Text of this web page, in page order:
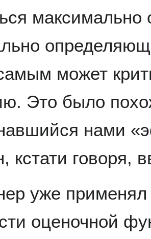
максимально
может
Это было
нами
кстати говоря,
уже
оценочной